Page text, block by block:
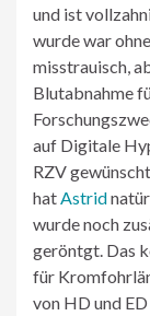
und ist
wurde war
misstrauisch,
Blutabnahme
auf Digitale
RZV
hatAstrid
wurde noch
geröntgt. Das
für
von HD und